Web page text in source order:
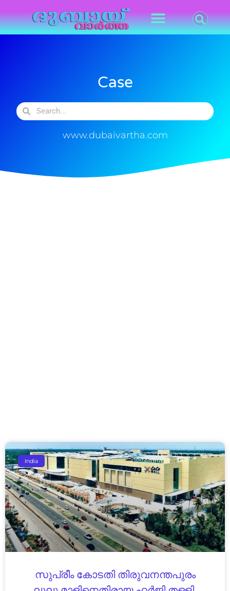
Case
www.dubaivartha.com
India
സുപ്രീം കോടതി തിരുവനന്തപുരം